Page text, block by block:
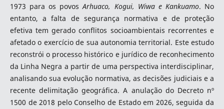
1973 para os povosArhuaco, Kogui, Wiwa e Kankuamo. No
entanto, a falta de segurança normativa e de proteção
efetiva tem gerado conflitos socioambientais recorrentes e
afetado o exercício de sua autonomia territorial. Este estudo
reconstrói o processo histórico e jurídico de reconhecimento
da Linha Negra a partir de uma perspectiva interdisciplinar,
analisando sua evolução normativa, as decisões judiciais e a
recente delimitação geográfica. A anulação do Decreto nº
1500 de 2018 pelo Conselho de Estado em 2026, seguida da